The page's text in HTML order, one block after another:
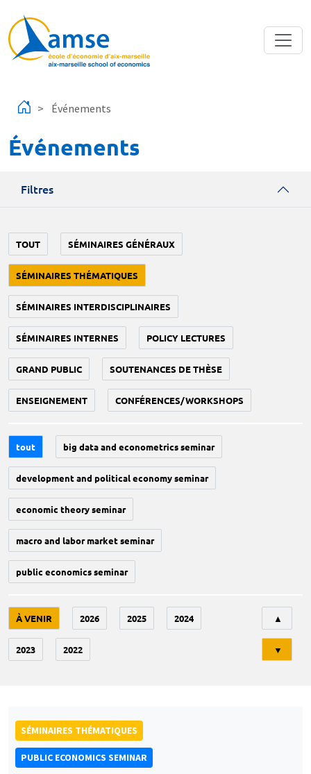
Événements
Événements
Filtres
TOUT SÉMINAIRES GÉNÉRAUX
SÉMINAIRES THÉMATIQUES
SÉMINAIRES INTERDISCIPLINAIRES
SÉMINAIRES INTERNES POLICY LECTURES
GRAND PUBLIC SOUTENANCES DE THÈSE
ENSEIGNEMENT CONFÉRENCES/WORKSHOPS
tout big data and econometrics seminar
development and political economy seminar
economic theory seminar
macro and labor market seminar
public economics seminar
À VENIR 2026 2025 2024
2023 2022
▲
▼
SÉMINAIRES THÉMATIQUES
PUBLIC ECONOMICS SEMINAR